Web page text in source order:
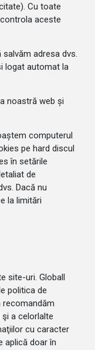
Cu toate
aceste
adresa dvs.
logat automat la
web și
computerul
pe hard discul
în setările
de
Dacă nu
la limitări
uri. Globall
politica de
recomandăm
a celorlalte
cu caracter
aplică doar în